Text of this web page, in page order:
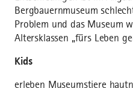
Bergbauernmuseum
Problem und das Museum
Altersklassen „fürs Leben
Kids
erleben Museumstiere